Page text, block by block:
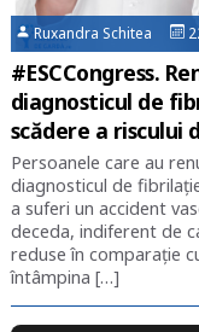
Ruxandra Schitea
#ESCCongress.
diagnosticul de
scădere a riscului
Persoanele care au
diagnosticul de
a suferi un accident
deceda, indiferent de
reduse în comparație
întâmpina […]